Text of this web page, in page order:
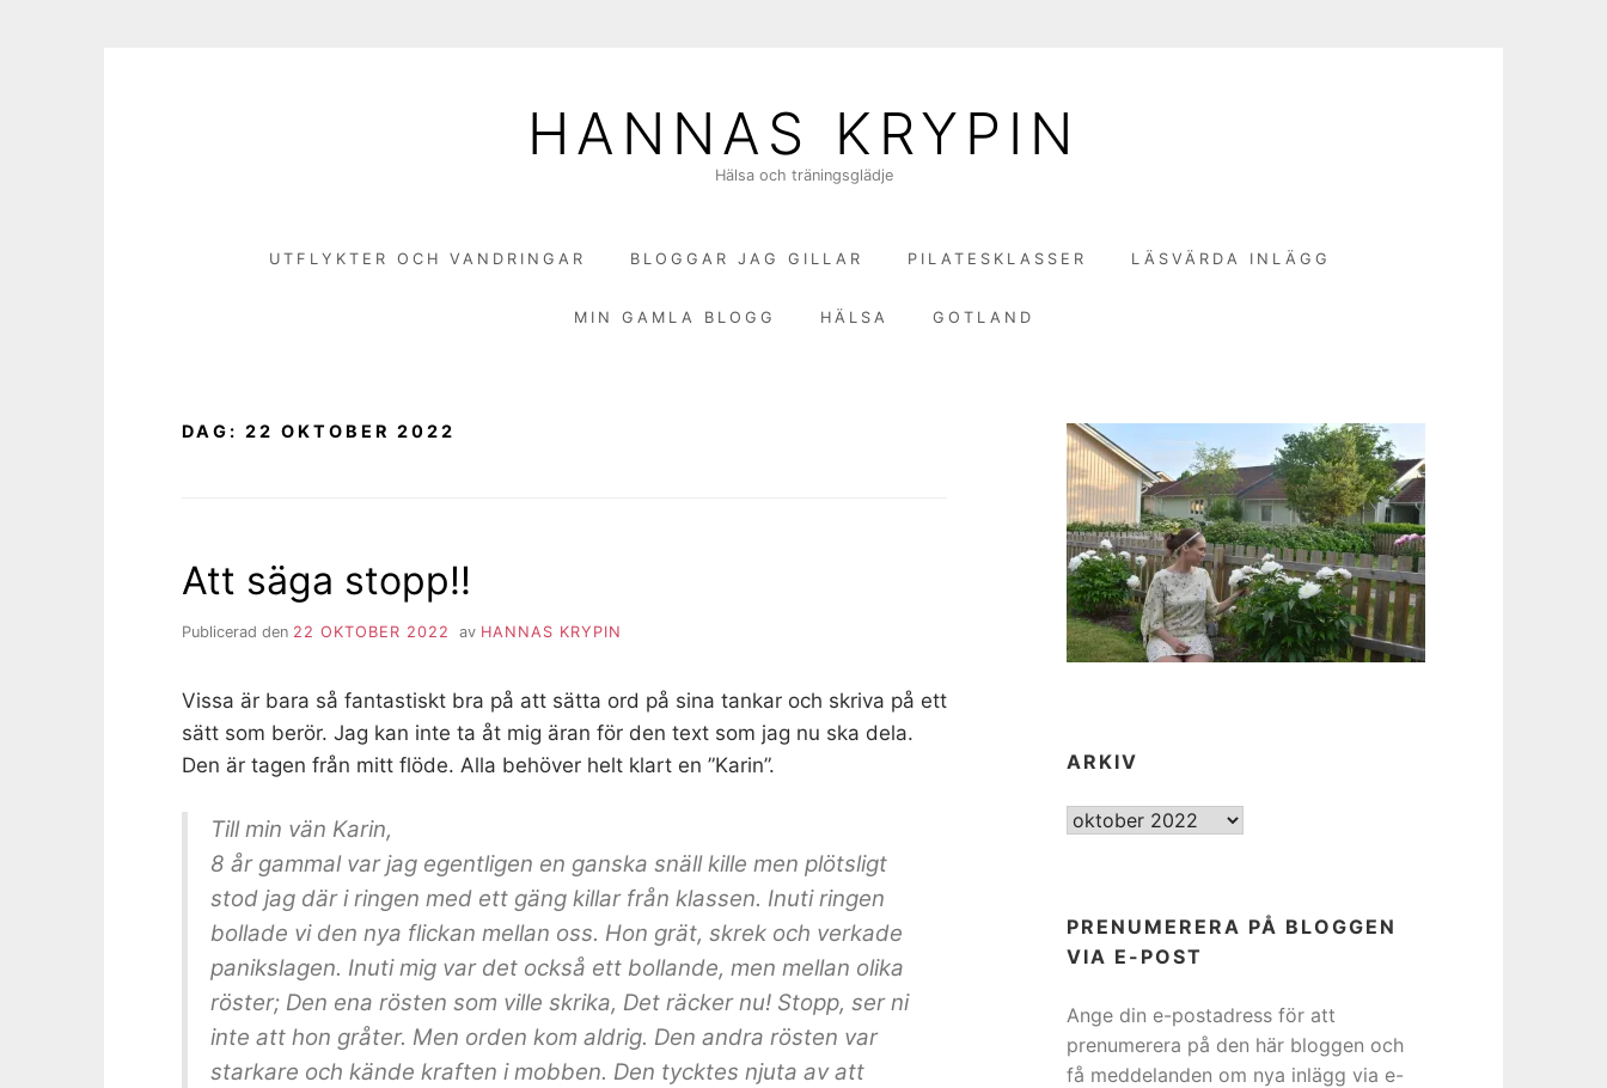
HANNAS KRYPIN
Hälsa och träningsglädje
UTFLYKTER OCH VANDRINGAR BLOGGAR JAG GILLAR PILATESKLASSER LÄSVÄRDA INLÄGG
MIN GAMLA BLOGG HÄLSA GOTLAND
DAG: 22 OKTOBER 2022
Att säga stopp!!
Publicerad den 22 OKTOBER 2022 av HANNAS KRYPIN
Vissa är bara så fantastiskt bra på att sätta ord på sina tankar och skriva på ett
sätt som berör. Jag kan inte ta åt mig äran för den text som jag nu ska dela.
Den är tagen från mitt flöde. Alla behöver helt klart en ”Karin”.
Till min vän Karin,
8 år gammal var jag egentligen en ganska snäll kille men plötsligt
stod jag där i ringen med ett gäng killar från klassen. Inuti ringen
bollade vi den nya flickan mellan oss. Hon grät, skrek och verkade
panikslagen. Inuti mig var det också ett bollande, men mellan olika
röster; Den ena rösten som ville skrika, Det räcker nu! Stopp, ser ni
inte att hon gråter. Men orden kom aldrig. Den andra rösten var
starkare och kände kraften i mobben. Den tycktes njuta av att
ARKIV
ARKIV
PRENUMERERA PÅ BLOGGEN
VIA E-POST
Ange din e-postadress för att
prenumerera på den här bloggen och
få meddelanden om nya inlägg via e-